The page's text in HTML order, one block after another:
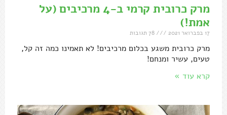
מרק כרובית קרמי ב-4 מרכיבים (על
אמת!)
17 בפברואר 2021
מרק כרובית משגע בכלום מרכיבים! לא תאמינו כמה זה קל,
טעים, עשיר ומנחם!
קרא עוד »